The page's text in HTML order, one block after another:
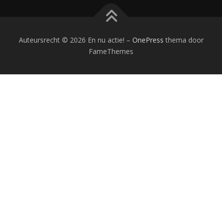
Auteursrecht © 2026 En nu actie! – OnePress thema door
FameThemes